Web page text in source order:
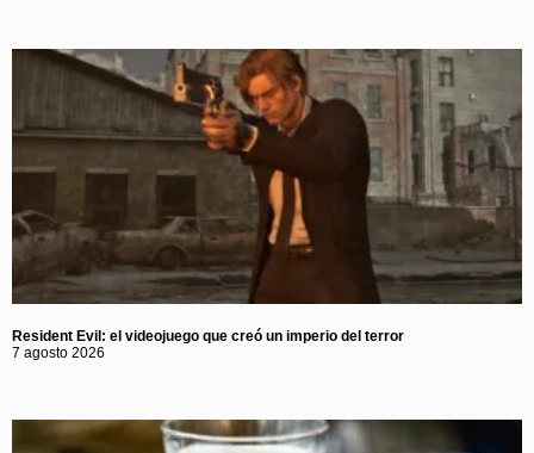
Resident Evil: el videojuego que creó un imperio del terror
7 agosto 2026